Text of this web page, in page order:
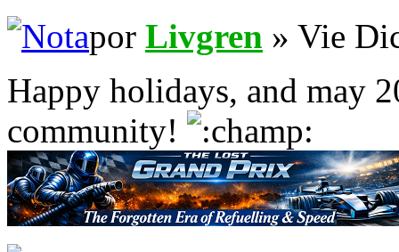
por Livgren » Vie
Happy holidays, and may
community!